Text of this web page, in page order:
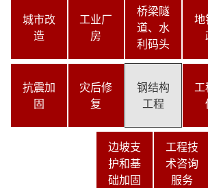
城市改
造
工业厂
房
桥梁隧
道、水
利码头
地
抗震加
固
灾后修
复
钢结构
工程
工
边坡支
护和基
础加固
工程技
术咨询
服务